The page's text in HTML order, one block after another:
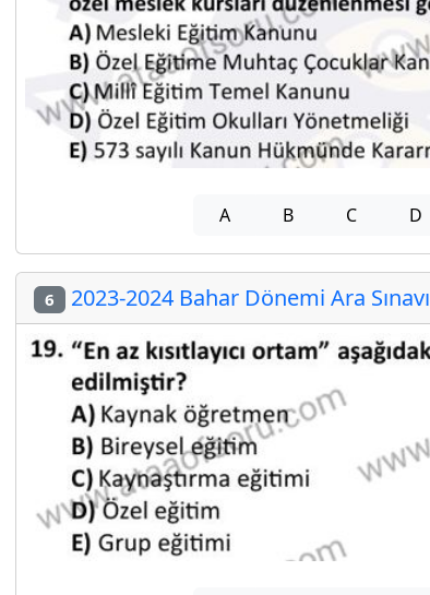
A B C D
6 2023-2024 Bahar Dönemi Ara Sınavı